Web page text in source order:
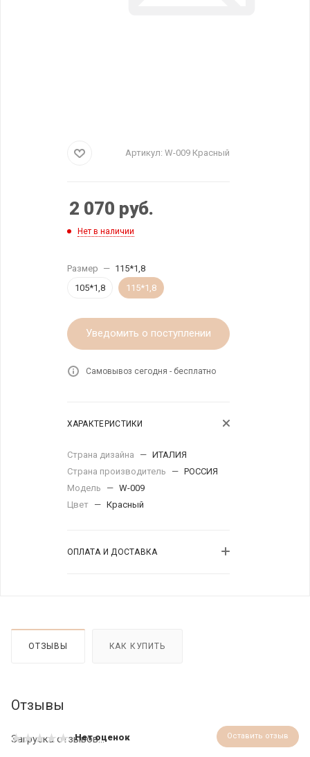
Артикул: W-009 Красный
2 070 руб.
Нет в наличии
Размер — 115*1,8
105*1,8
115*1,8
Уведомить о поступлении
Самовывоз сегодня - бесплатно
ХАРАКТЕРИСТИКИ
Страна дизайна — ИТАЛИЯ
Страна производитель
— РОССИЯ
Модель
— W-009
Цвет — Красный
ОПЛАТА И ДОСТАВКА
ОТЗЫВЫ КАК КУПИТЬ
Отзывы
Нет оценок Оставить отзыв
Загрузка отзывов...